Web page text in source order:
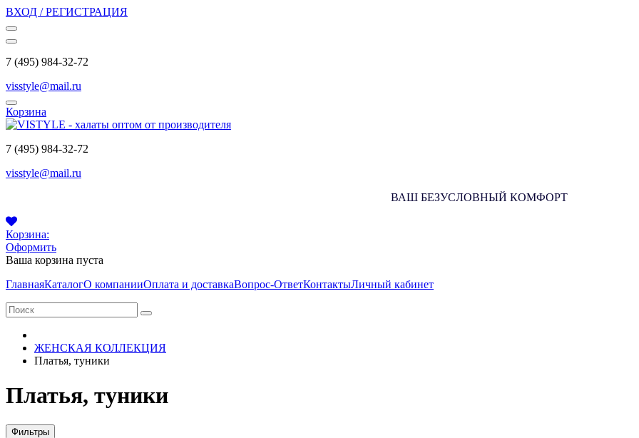
ВХОД / РЕГИСТРАЦИЯ
7 (495) 984-32-72
visstyle@mail.ru
Корзина
7 (495) 984-32-72
visstyle@mail.ru
ВАШ БЕЗУСЛОВНЫЙ КОМФОРТ
Корзина:
Оформить
Ваша корзина пуста
ГлавнаяКаталогО компанииОплата и доставкаВопрос-ОтветКонтактыЛичный кабинет
ЖЕНСКАЯ КОЛЛЕКЦИЯ
Платья, туники
Платья, туники
Фильтры